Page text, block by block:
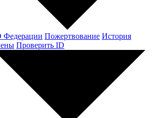
Федерации Пожертвование История
Проверить ID